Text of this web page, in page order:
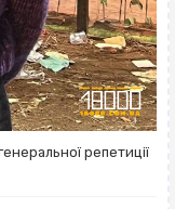
репетиції